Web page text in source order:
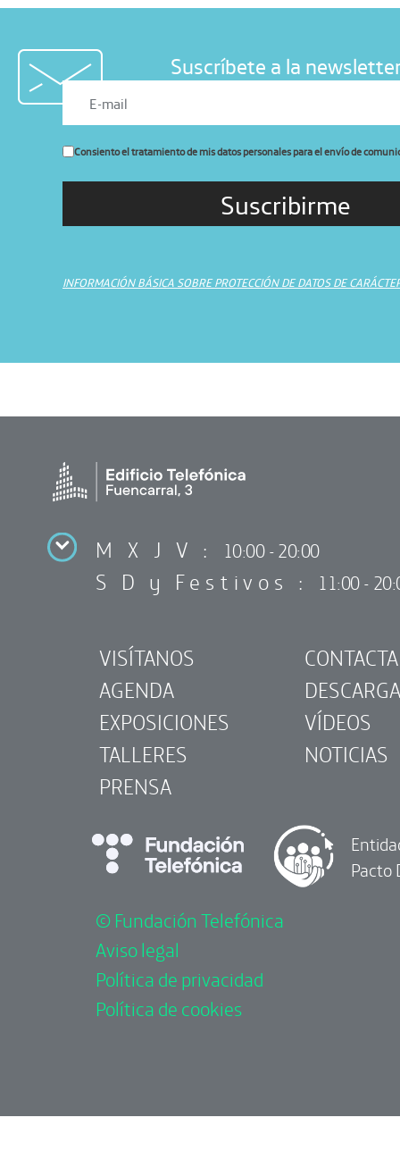
Suscríbete a la
Consiento el tratamiento de mis datos personales para el envío de
INFORMACIÓN BÁSICA SOBRE PROTECCIÓN DE DATOS DE
M X J V : 10:00 - 20:00
S D y Festivos : 11:00 -
VISÍTANOS
AGENDA
EXPOSICIONES
TALLERES
PRENSA
CONTACTA
VÍDEOS
NOTICIAS
© Fundación Telefónica
Aviso legal
Política de privacidad
Política de cookies
Pacto